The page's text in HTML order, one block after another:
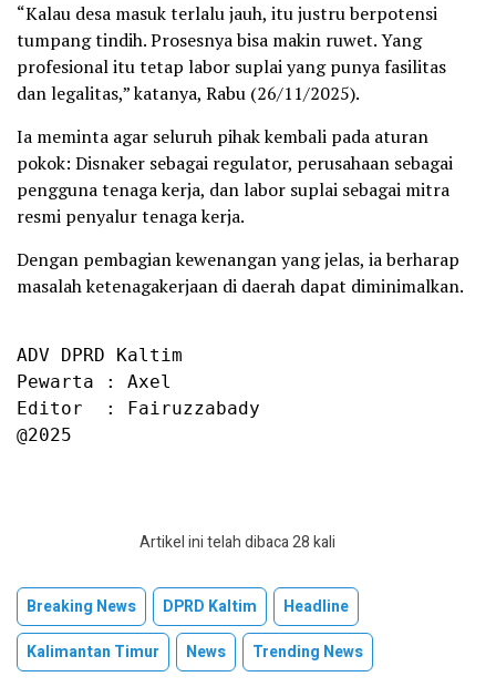
“Kalau desa masuk terlalu jauh, itu justru berpotensi
tumpang tindih. Prosesnya bisa makin ruwet. Yang
profesional itu tetap labor suplai yang punya fasilitas
dan legalitas,” katanya, Rabu (26/11/2025).
Ia meminta agar seluruh pihak kembali pada aturan
pokok: Disnaker sebagai regulator, perusahaan sebagai
pengguna tenaga kerja, dan labor suplai sebagai mitra
resmi penyalur tenaga kerja.
Dengan pembagian kewenangan yang jelas, ia berharap
masalah ketenagakerjaan di daerah dapat diminimalkan.
ADV DPRD Kaltim
Pewarta : Axel
Editor  : Fairuzzabady
@2025
Artikel ini telah dibaca 28 kali
Breaking News DPRD Kaltim
Headline
Kalimantan Timur
News Trending News